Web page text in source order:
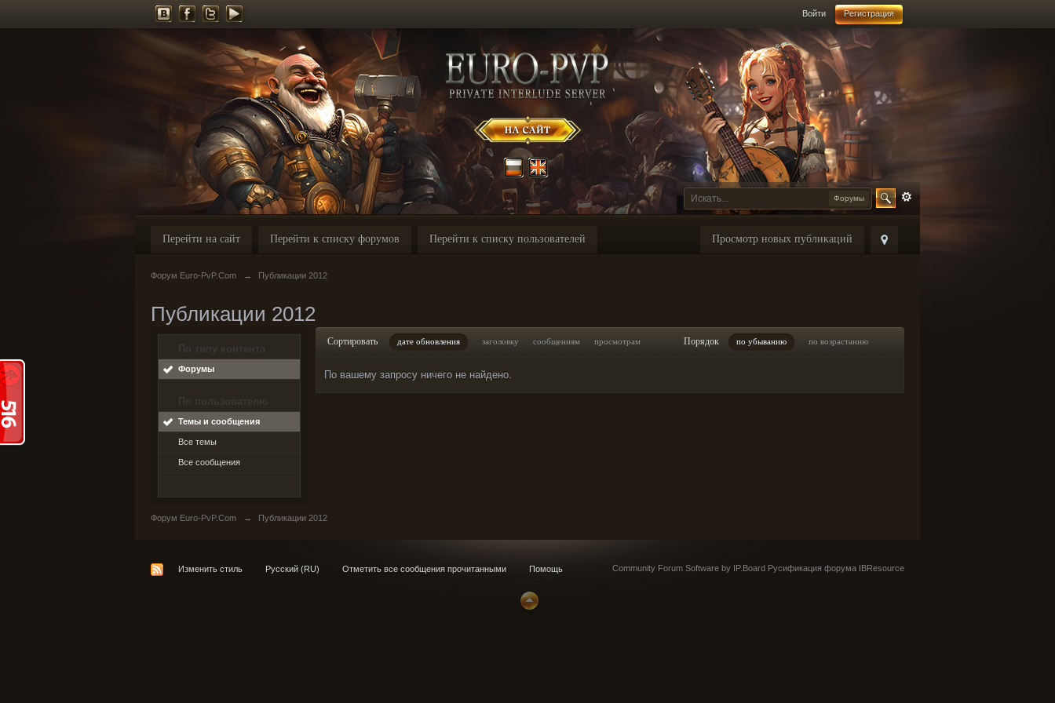
Войти Регистрация
Форумы
Просмотр новых публикаций
Перейти на сайт Перейти к списку форумов Перейти к списку пользователей
Форум Euro-PvP.Com → Публикации 2012
Публикации 2012
По типу контента
Форумы
По пользователю
Темы и сообщения
Все темы
Все сообщения
Сортировать дате обновления заголовку сообщениям просмотрам Порядок по убыванию по возрастанию
По вашему запросу ничего не найдено.
Форум Euro-PvP.Com → Публикации 2012
Изменить стиль Русский (RU) Отметить все сообщения прочитанными Помощь Community Forum Software by IP.Board Русификация форума IBResource